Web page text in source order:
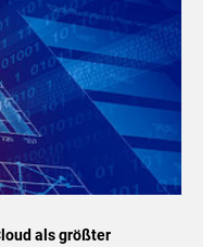
als größter